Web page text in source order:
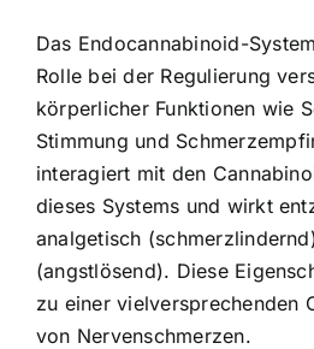
Das Endocannabinoid-
Rolle bei der Regulierung
körperlicher Funktionen wie
Stimmung und
interagiert mit den
dieses Systems und wirkt
analgetisch
(angstlösend). Diese
zu einer vielversprechenden
von Nervenschmerzen.